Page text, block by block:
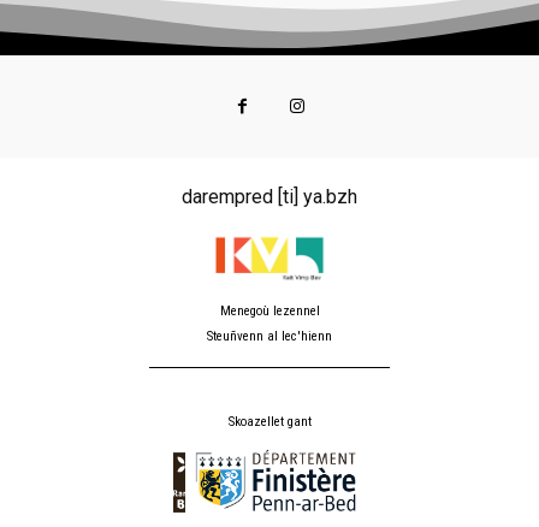
darempred [ti] ya.bzh
Menegoù lezennel
Steuñvenn al lec'hienn
Skoazellet gant